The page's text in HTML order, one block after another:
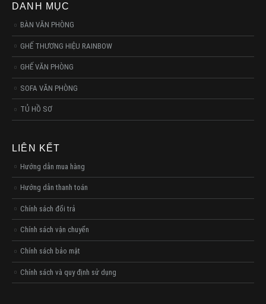
DANH MỤC
BÀN VĂN PHÒNG
GHẾ THƯƠNG HIỆU RAINBOW
GHẾ VĂN PHÒNG
SOFA VĂN PHÒNG
TỦ HỒ SƠ
LIÊN KẾT
Hướng dẫn mua hàng
Hướng dẫn thanh toán
Chính sách đổi trả
Chính sách vận chuyển
Chính sách bảo mật
Chính sách và quy định sử dụng